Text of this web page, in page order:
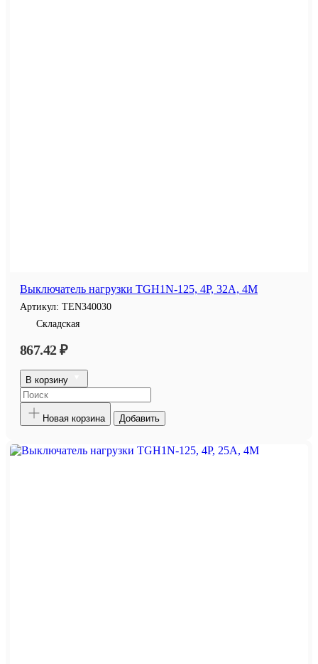
Выключатель нагрузки TGH1N-125, 4P, 32A, 4M
Артикул: TEN340030
Складская
867.42 ₽
В корзину
Новая корзина Добавить